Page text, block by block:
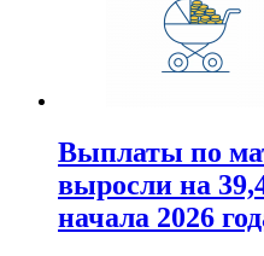
Выплаты по
выросли на
начала 2026